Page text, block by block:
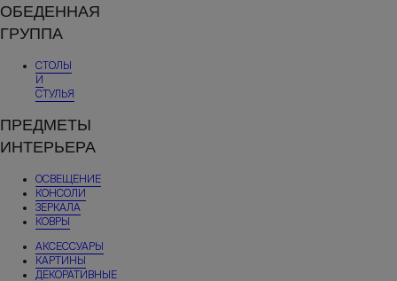
ОБЕДЕННАЯ
ГРУППА
СТОЛЫ
И
СТУЛЬЯ
ПРЕДМЕТЫ
ИНТЕРЬЕРА
ОСВЕЩЕНИЕ
КОНСОЛИ
ЗЕРКАЛА
КОВРЫ
АКСЕССУАРЫ
КАРТИНЫ
ДЕКОРАТИВНЫЕ